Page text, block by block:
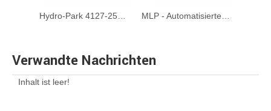
Hydro-Park 4127-2500 kg mehr Plattformparkplattenlift MLP - Automatisierte mechanische Ebene Umzugsfläche sparsamer Parksysteme
Verwandte Nachrichten
Inhalt ist leer!